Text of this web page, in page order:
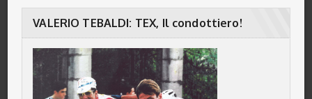
VALERIO TEBALDI: TEX, Il condottiero!